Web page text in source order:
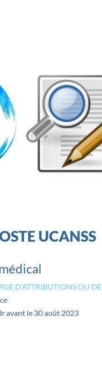
UCANSS
D’ATTRIBUTIONS OU
avant le 30 août 2023